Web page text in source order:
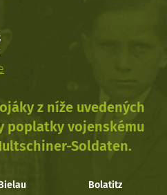
z níže uvedených
poplatky vojenskému
Soldaten.
Bolatitz